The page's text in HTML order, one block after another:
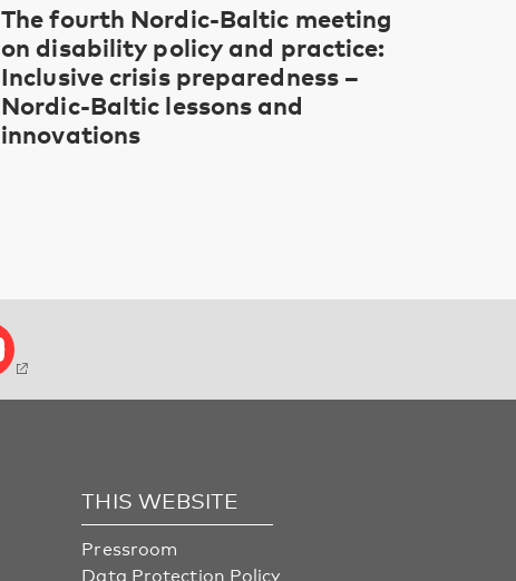
The fourth Nordic-Baltic meeting
on disability policy and practice:
Inclusive crisis preparedness –
Nordic-Baltic lessons and
innovations
THIS WEBSITE
Pressroom
Data Protection Policy